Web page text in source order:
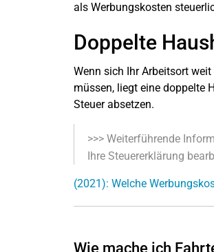
als Werbungskosten
Doppelte
Wenn sich Ihr Arbeitsort
müssen, liegt eine doppelte
Steuer absetzen.
>>> Weiterführende
Ihre Steuererklärung
(2021): Welche
Wie mache ich